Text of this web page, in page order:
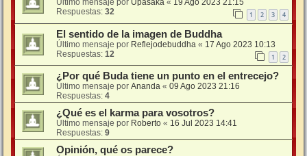
Último mensaje por Upasaka « 19 Ago 2023 21:15
Respuestas: 32 1 2 3 4
El sentido de la imagen de Buddha
Último mensaje por Reflejodebuddha « 17 Ago 2023 10:13
Respuestas: 12 1 2
¿Por qué Buda tiene un punto en el entrecejo?
Último mensaje por Ananda « 09 Ago 2023 21:16
Respuestas: 4
¿Qué es el karma para vosotros?
Último mensaje por Roberto « 16 Jul 2023 14:41
Respuestas: 9
Opinión, qué os parece?